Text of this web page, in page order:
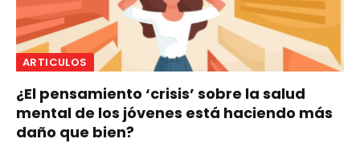
ARTICULOS
¿El pensamiento ‘crisis’ sobre la salud
mental de los jóvenes está haciendo más
daño que bien?